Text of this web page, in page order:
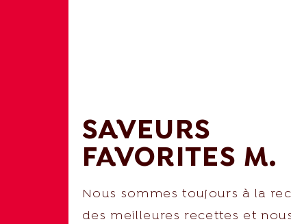
SAVEURS
FAVORITES M.
Nous sommes toujours à la
des meilleures recettes et